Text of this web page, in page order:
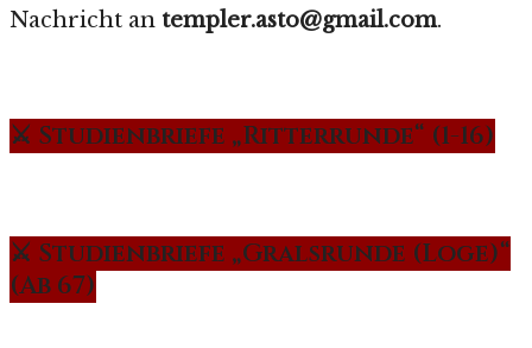
Nachricht an templer.asto@gmail.com.
⚔️ Studienbriefe „Ritterrunde“ (1-16)
⚔️ Studienbriefe „Gralsrunde (Loge)“
(Ab 67)